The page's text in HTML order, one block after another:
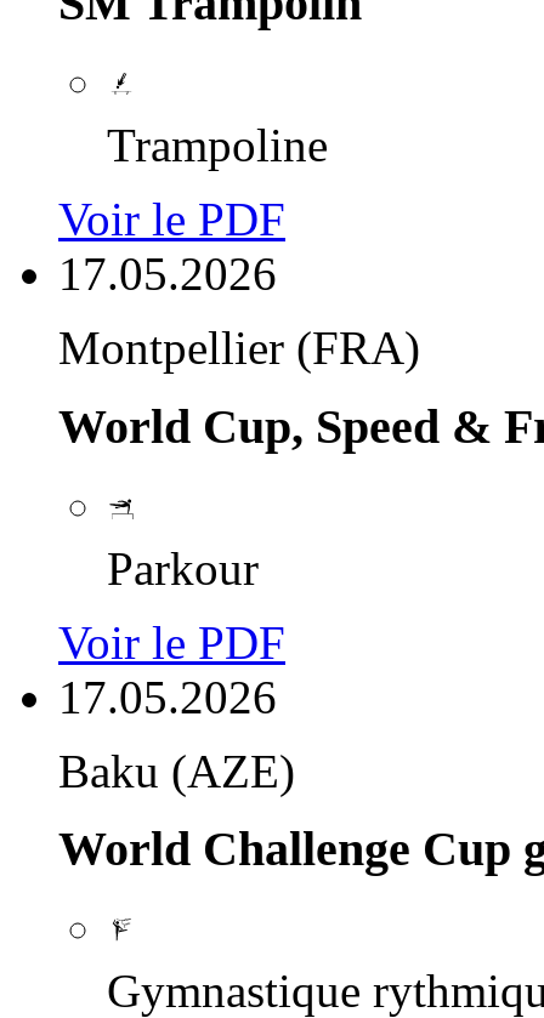
Trampoline
Voir le PDF
17.05.2026
Montpellier (FRA)
World Cup, Speed &
Parkour
Voir le PDF
17.05.2026
Baku (AZE)
World Challenge Cup
Gymnastique